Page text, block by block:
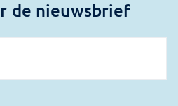
de nieuwsbrief